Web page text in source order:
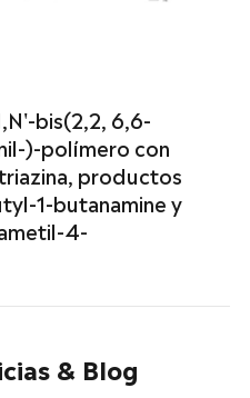
bis(2,2, 6,6-
)-polímero con
productos
1-butanamine y
4-
& Blog